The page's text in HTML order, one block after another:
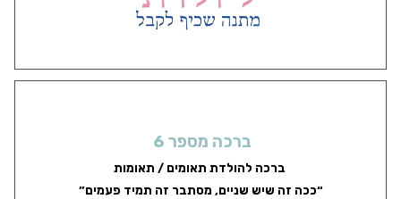
ברכה מספר 6
ברכה להולדת תאומים / תאומות
“ככה זה שיש שניים, מסתבר זה תמיד פעמים”